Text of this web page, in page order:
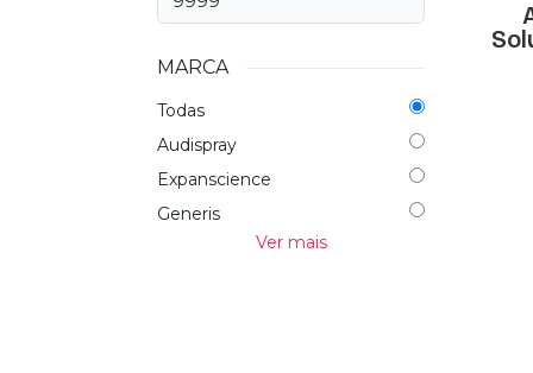
MARCA
Todas
Audispray
Expanscience
Generis
Ver mais